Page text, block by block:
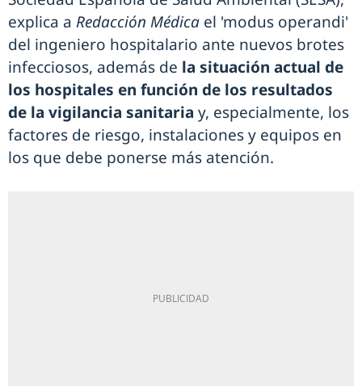
explica a Redacción Médica el 'modus operandi'
del ingeniero hospitalario ante nuevos brotes
infecciosos, además de la situación actual de
los hospitales en función de los resultados
de la vigilancia sanitaria y, especialmente, los
factores de riesgo, instalaciones y equipos en
los que debe ponerse más atención.